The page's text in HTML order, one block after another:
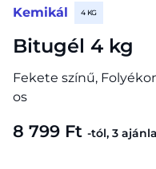
Kemikál 4 KG
Bitugél 4 kg
Fekete színű,
os
8 799 Ft -tól, 3